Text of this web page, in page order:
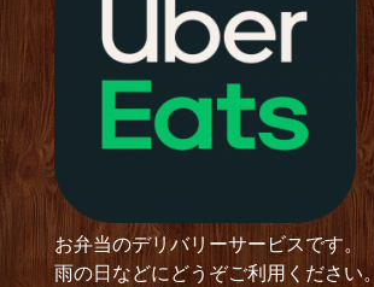
お弁当のデリバリーサービスです。
雨の日などにどうぞご利用ください。